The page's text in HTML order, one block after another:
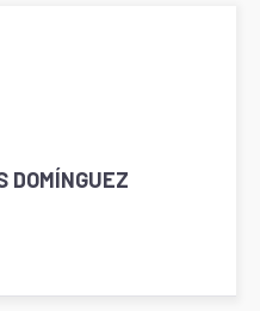
DOMÍNGUEZ